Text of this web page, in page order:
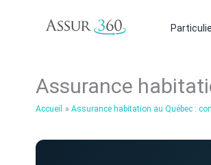
Assurance
Accueil Assurance habitation au Québec :